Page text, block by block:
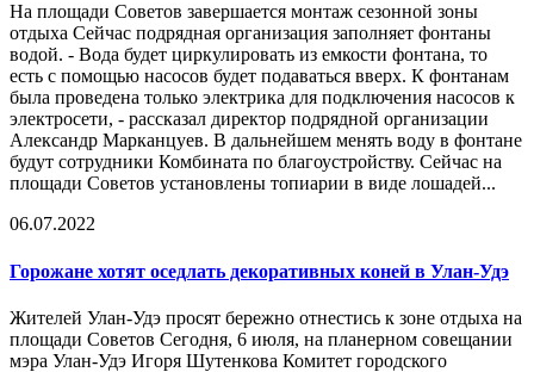
На площади Советов завершается монтаж сезонной зоны
отдыха Сейчас подрядная организация заполняет фонтаны
водой. - Вода будет циркулировать из емкости фонтана, то
есть с помощью насосов будет подаваться вверх. К фонтанам
была проведена только электрика для подключения насосов к
электросети, - рассказал директор подрядной организации
Александр Марканцуев. В дальнейшем менять воду в фонтане
будут сотрудники Комбината по благоустройству. Сейчас на
площади Советов установлены топиарии в виде лошадей...
06.07.2022
Горожане хотят оседлать декоративных коней в Улан-Удэ
Жителей Улан-Удэ просят бережно отнестись к зоне отдыха на
площади Советов Сегодня, 6 июля, на планерном совещании
мэра Улан-Удэ Игоря Шутенкова Комитет городского